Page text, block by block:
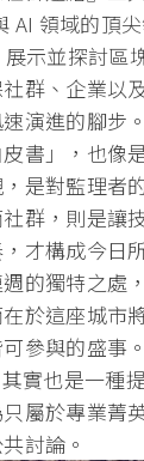
AI 領域的頂
示並探討區
群、企業以
演進的腳步
書」，也像
是對監理者
群，則是讓
才構成今日
的獨特之處
於這座城市
參與的盛事
實也是一種
屬於專業菁
討論。